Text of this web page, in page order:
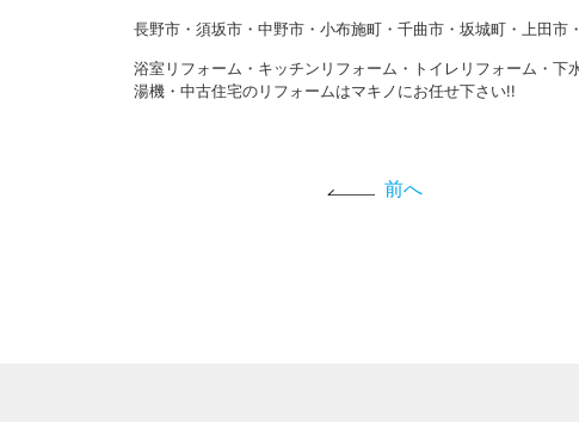
長野市・須坂市・中野市・小布施町・千曲市・坂城町・上田
浴室リフォーム・キッチンリフォーム・トイレリフォーム・
湯機・中古住宅のリフォームはマキノにお任せ下さい!!
前へ